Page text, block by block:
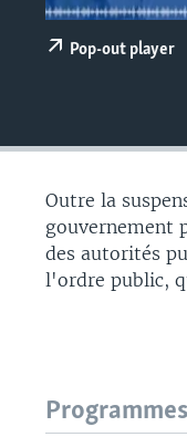
Pop-out player
Outre la
gouvernement
des autorités
l'ordre public,
Programmes